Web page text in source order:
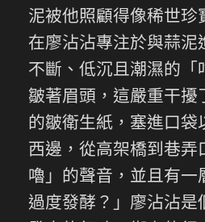
泥被他照顧得像稀世
在廖沾沾專注於與蒜
不斷、低沉且潮濕的
皺著眉頭，這嚴重干擾
的皺衛生紙，塞進口
西邊，從高架橋到巷
嚕」的聲音，並且有
過度發酵？」廖沾沾是